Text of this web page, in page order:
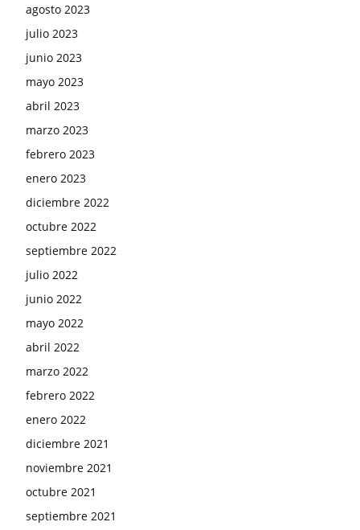
agosto 2023
julio 2023
junio 2023
mayo 2023
abril 2023
marzo 2023
febrero 2023
enero 2023
diciembre 2022
octubre 2022
septiembre 2022
julio 2022
junio 2022
mayo 2022
abril 2022
marzo 2022
febrero 2022
enero 2022
diciembre 2021
noviembre 2021
octubre 2021
septiembre 2021